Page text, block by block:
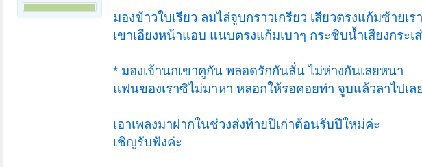
มองข้าวใบเรียว ลมไล่จูบกราวเกรียว เสียวตรงแก้มซ้ายเรา
เขาเอียงหน้าแอบ แนบตรงแก้มเบาๆ กระซิบน้ำเสียงกระเส่
* มองเจ้านกเขาคูกัน พลอดรักกันลั่น ไม่ห่างกันเลยหนา
แฟนของเราซิไม่มาหา หลอกให้รอคอยท่า จูบแล้วลาไปเล
เอาเพลงมาฝากในช่วงส่งท้ายปีเก่าต้อนรับปีใหม่ค่ะ
เชิญรับฟังค่ะ